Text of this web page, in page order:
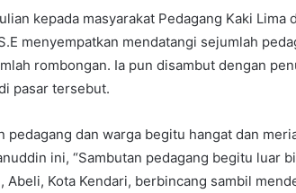
kepada masyarakat Pedagang Kaki Lima
menyempatkan mendatangi sejumlah
rombongan. Ia pun disambut dengan
pasar tersebut.
pedagang dan warga begitu hangat dan
ini, “Sambutan pedagang begitu luar
Abeli, Kota Kendari, berbincang sambil